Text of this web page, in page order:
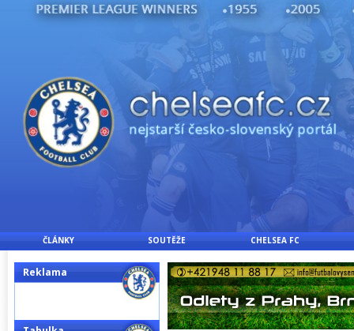
ČLÁNKY SOUTĚŽE CHELSEA FC
Reklama